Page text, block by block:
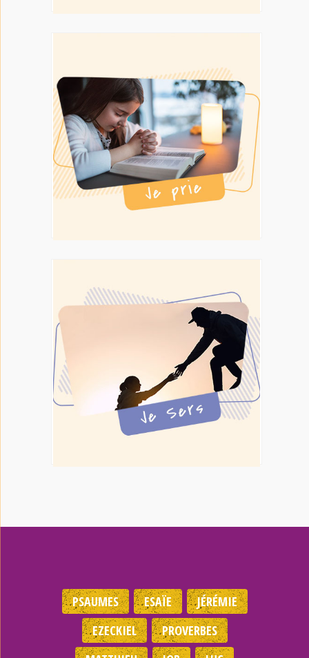
PSAUMES ESAÏE
JÉRÉMIE
EZECKIEL
PROVERBES